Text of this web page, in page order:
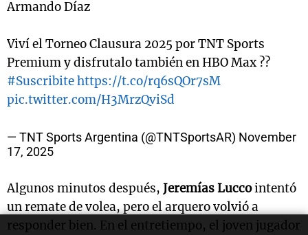
Armando Díaz
Viví el Torneo Clausura 2025 por TNT Sports
Premium y disfrutalo también en HBO Max ??
#Suscribitehttps://t.co/rq6sQOr7sM
pic.twitter.com/H3MrzQviSd
— TNT Sports Argentina (@TNTSportsAR) November
17, 2025
Algunos minutos después, Jeremías Luccointentó
un remate de volea, pero el arquero volvió a
responder bien. En el entretiempo, el joven jugador